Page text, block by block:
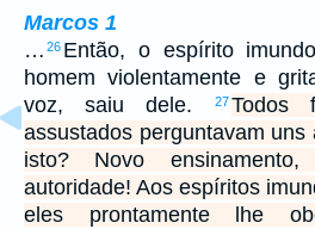
Marcos 1
… 26 Então, o espírito
homem violentamente e
voz, saiu dele.
27Todos
assustados perguntavam uns
isto? Novo
autoridade! Aos espíritos
eles prontamente lhe